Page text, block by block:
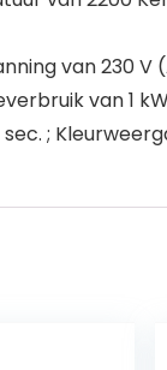
van 230 V
van 1
;